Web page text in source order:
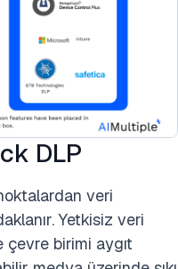
DLP
veri
Yetkisiz veri
birimi aygıt